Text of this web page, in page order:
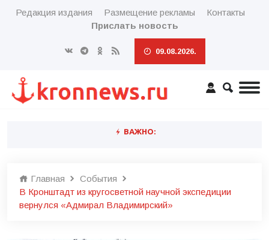
Редакция издания Размещение рекламы
Контакты
Прислать новость
09.08.2026.
ВАЖНО:
Главная
События
В Кронштадт из кругосветной научной экспедиции
вернулся «Адмирал Владимирский»